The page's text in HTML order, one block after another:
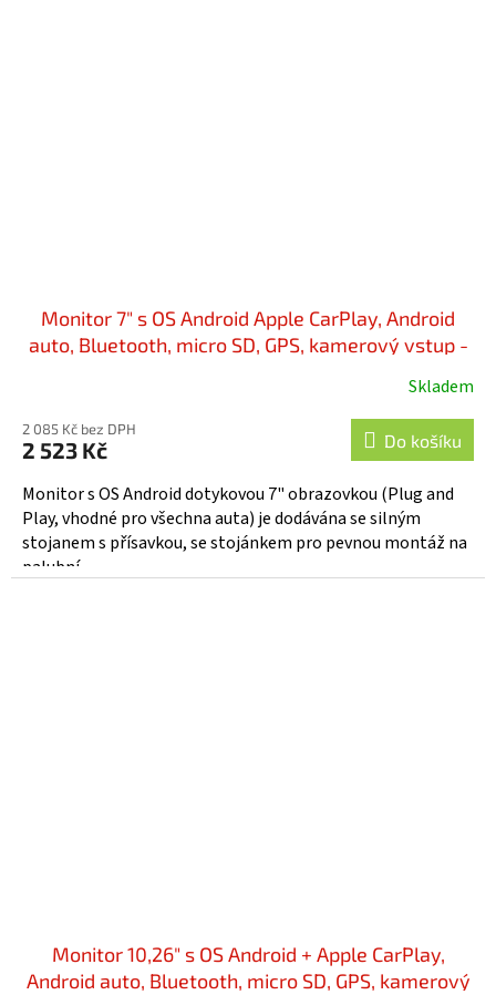
Monitor 7" s OS Android Apple CarPlay, Android
auto, Bluetooth, micro SD, GPS, kamerový vstup -
Skladem
2 085 Kč bez DPH
2 523 Kč Do košíku
Monitor s OS Android dotykovou 7" obrazovkou (Plug and
Play, vhodné pro všechna auta) je dodávána se silným
stojanem s přísavkou, se stojánkem pro pevnou montáž na
palubní...
Monitor 10,26" s OS Android + Apple CarPlay,
Android auto, Bluetooth, micro SD, GPS, kamerový